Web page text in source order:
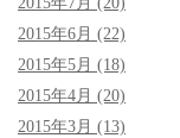
2015年6月 (22)
2015年5月 (18)
2015年4月 (20)
2015年3月 (13)